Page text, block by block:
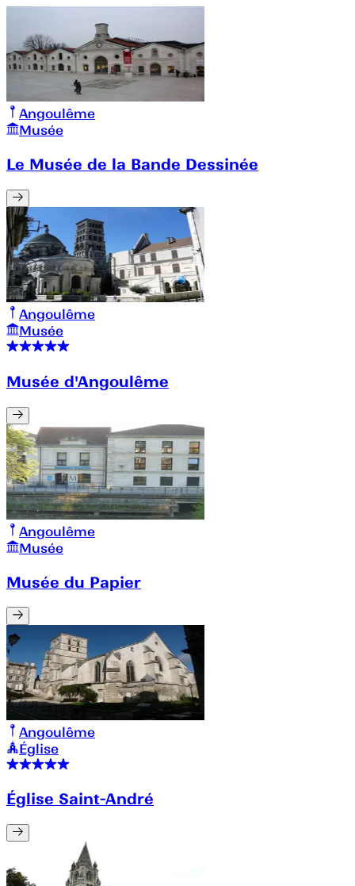
Angoulême
Musée
Le Musée de la Bande Dessinée
Angoulême
Musée
Musée d'Angoulême
Angoulême
Musée
Musée du Papier
Angoulême
Église
Église Saint-André